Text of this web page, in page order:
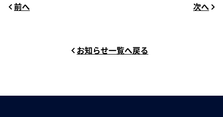
前へ 次へ
お知らせ一覧へ戻る